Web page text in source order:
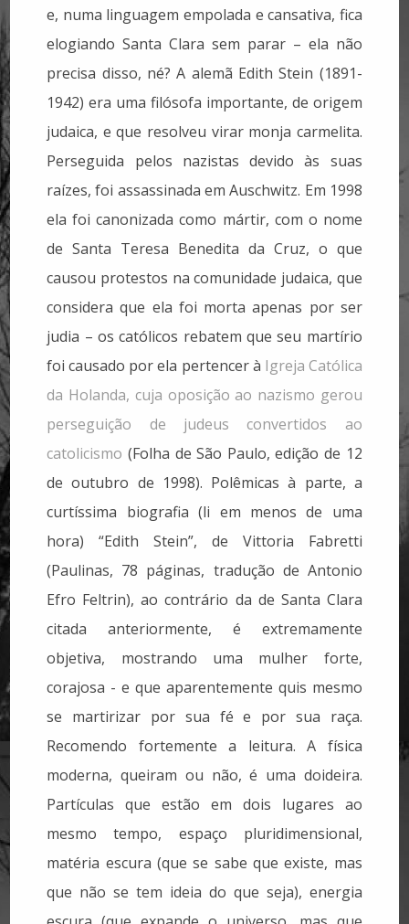
e, numa linguagem empolada e cansativa, fica
elogiando Santa Clara sem parar – ela não
precisa disso, né? A alemã Edith Stein (1891-
1942) era uma filósofa importante, de origem
judaica, e que resolveu virar monja carmelita.
Perseguida pelos nazistas devido às suas
raízes, foi assassinada em Auschwitz. Em 1998
ela foi canonizada como mártir, com o nome
de Santa Teresa Benedita da Cruz, o que
causou protestos na comunidade judaica, que
considera que ela foi morta apenas por ser
judia – os católicos rebatem que seu martírio
foi causado por ela pertencer à Igreja Católica
da Holanda, cuja oposição ao nazismo gerou
perseguição de judeus convertidos ao
catolicismo (Folha de São Paulo, edição de 12
de outubro de 1998). Polêmicas à parte, a
curtíssima biografia (li em menos de uma
hora) “Edith Stein”, de Vittoria Fabretti
(Paulinas, 78 páginas, tradução de Antonio
Efro Feltrin), ao contrário da de Santa Clara
citada anteriormente, é extremamente
objetiva, mostrando uma mulher forte,
corajosa - e que aparentemente quis mesmo
se martirizar por sua fé e por sua raça.
Recomendo fortemente a leitura. A física
moderna, queiram ou não, é uma doideira.
Partículas que estão em dois lugares ao
mesmo tempo, espaço pluridimensional,
matéria escura (que se sabe que existe, mas
que não se tem ideia do que seja), energia